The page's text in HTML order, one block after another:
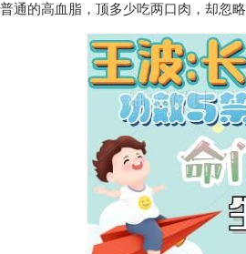
通的高血脂，顶多少吃两口肉，却忽